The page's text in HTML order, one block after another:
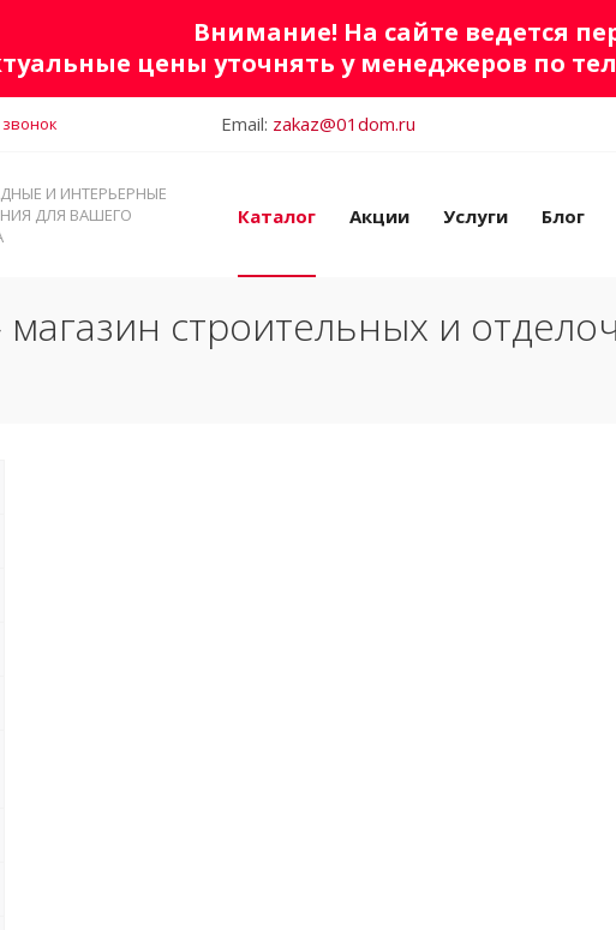
Внимание! На сайте ведется
цены уточнять у менеджеров по
Email: zakaz@01dom.ru
И ИНТЕРЬЕРНЫЕ
ДЛЯ ВАШЕГО
Каталог Акции Услуги Блог
строительных и